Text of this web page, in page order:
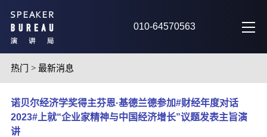
010-64570563
热门 > 最新消息
诺贝尔经济学奖得主芬恩·基德兰德参加#财经年度对话
2023#上就“企业家精神与中国经济增长”议题发表主旨演
讲